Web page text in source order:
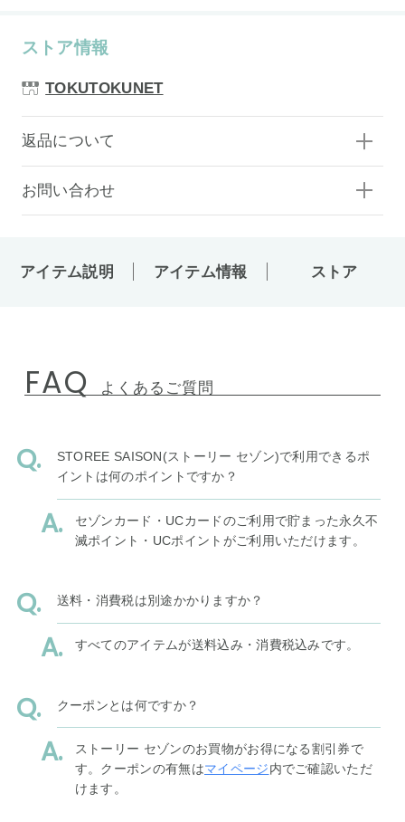
ストア情報
TOKUTOKUNET
返品について
お問い合わせ
アイテム説明 アイテム情報 ストア
FAQ よくあるご質問
STOREE SAISON(ストーリー セゾン)で利用できるポ
イントは何のポイントですか？
セゾンカード・UCカードのご利用で貯まった永久不
滅ポイント・UCポイントがご利用いただけます。
送料・消費税は別途かかりますか？
すべてのアイテムが送料込み・消費税込みです。
クーポンとは何ですか？
ストーリー セゾンのお買物がお得になる割引券で
す。クーポンの有無はマイページ内でご確認いただ
けます。